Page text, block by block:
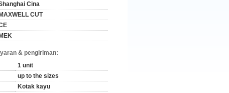
Cina
MAXWELL CUT
MEK
& pengiriman:
1 unit
up to the sizes
Kotak kayu